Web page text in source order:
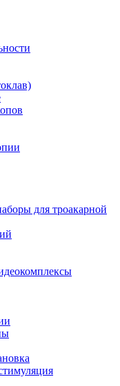
для троакарной